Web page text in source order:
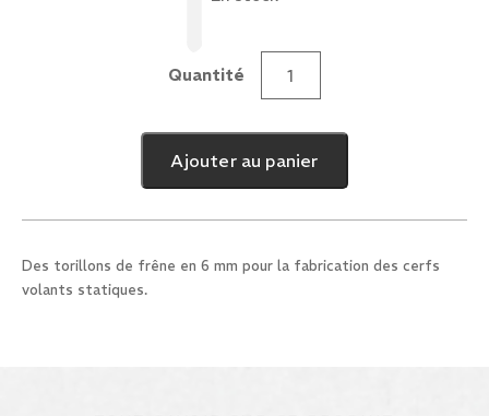
Quantitéquantité
Frêne
6mm
x
1m
Ajouter au panier
Des torillons de frêne en 6 mm pour la fabrication des cerfs
volants statiques.